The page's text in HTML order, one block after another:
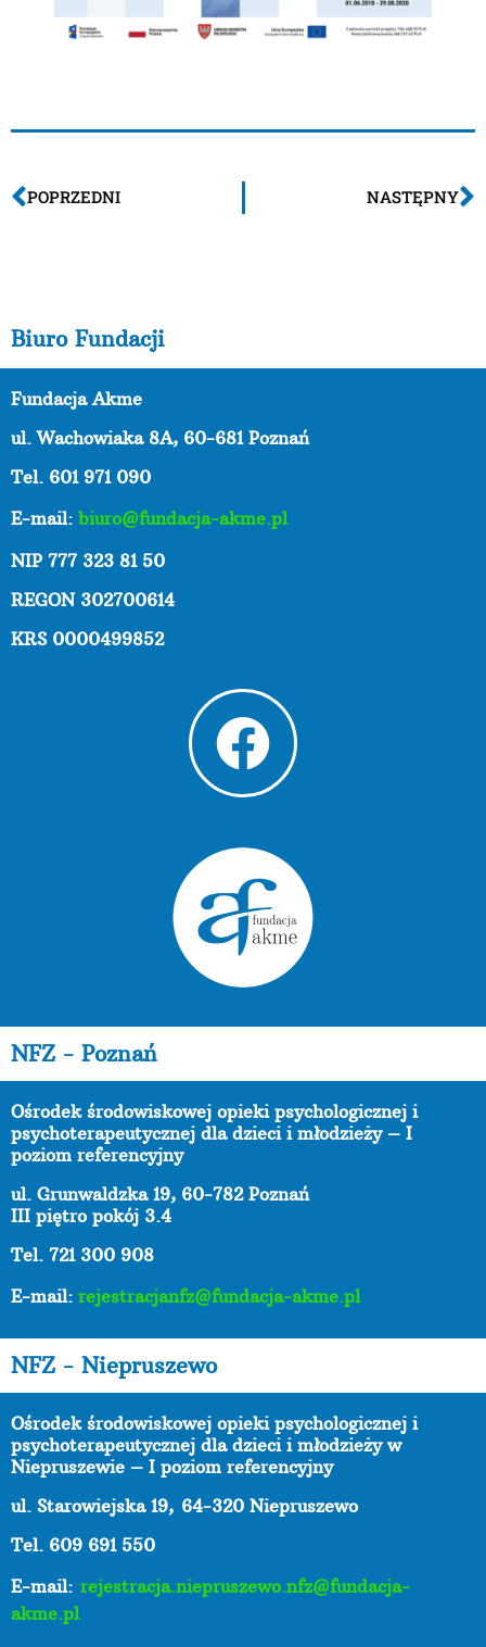
POPRZEDNI NASTĘPNY
Biuro Fundacji
Fundacja Akme
ul. Wachowiaka 8A, 60-681 Poznań
Tel. 601 971 090
E-mail: biuro@fundacja-akme.pl
NIP 777 323 81 50
REGON 302700614
KRS 0000499852
NFZ - Poznań
Ośrodek środowiskowej opieki psychologicznej i
psychoterapeutycznej dla dzieci i młodzieży – I
poziom referencyjny
ul. Grunwaldzka 19, 60-782 Poznań
III piętro pokój 3.4
Tel. 721 300 908
E-mail: rejestracjanfz@fundacja-akme.pl
NFZ - Niepruszewo
Ośrodek środowiskowej opieki psychologicznej i
psychoterapeutycznej dla dzieci i młodzieży w
Niepruszewie – I poziom referencyjny
ul. Starowiejska 19, 64-320 Niepruszewo
Tel. 609 691 550
E-mail: rejestracja.niepruszewo.nfz@fundacja-
akme.pl